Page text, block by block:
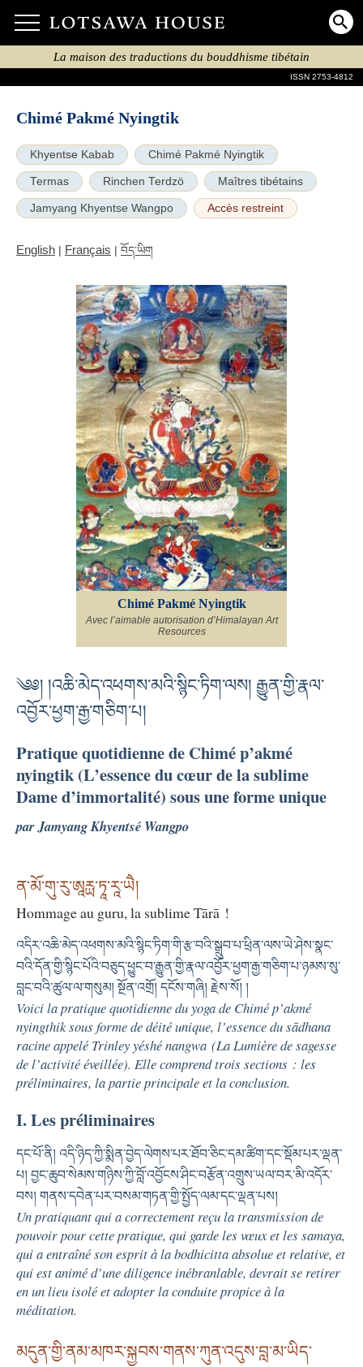
La maison des traductions du bouddhisme tibétain
ISSN 2753-4812
Chimé Pakmé Nyingtik
Khyentse Kabab Chimé Pakmé Nyingtik
Termas Rinchen Terdzö Maîtres tibétains
Jamyang Khyentse Wangpo Accès restreint
English | Français | བོད་ཡིག
Chimé Pakmé Nyingtik
Avec l’aimable autorisation d’Himalayan Art
Resources
༄༅། །འཆི་མེད་འཕགས་མའི་སྙིང་ཏིག་ལས། རྒྱུན་གྱི་རྣལ་
འབྱོར་ཕྱག་རྒྱ་གཅིག་པ།
Pratique quotidienne de Chimé p’akmé
nyingtik (L’essence du cœur de la sublime
Dame d’immortalité) sous une forme unique
par Jamyang Khyentsé Wangpo
ན་མོ་གུ་རུ་ཨཱརྻ་ཏཱ་རཱ་ཡཻ།
Hommage au guru, la sublime Tārā !
འདིར་འཆི་མེད་འཕགས་མའི་སྙིང་ཏིག་གི་རྩ་བའི་སྒྲུབ་པ་ཕྲིན་ལས་ཡེ་ཤེས་སྣང་
བའི་དོན་གྱི་སྙིང་པོའི་བཅུད་ཕྱུང་བ་རྒྱུན་གྱི་རྣལ་འབྱོར་ཕྱག་རྒྱ་གཅིག་པ་ཉམས་སུ་
བླང་བའི་ཚུལ་ལ་གསུམ། སྔོན་འགྲོ། དངོས་གཞི། རྗེས་སོ། །
Voici la pratique quotidienne du yoga de Chimé p’akmé
nyingthik sous forme de déité unique, l’essence du sādhana
racine appeléTrinley yéshé nangwa (La Lumière de sagesse
de l’activité éveillée). Elle comprend trois sections : les
préliminaires, la partie principale et la conclusion.
I. Les préliminaires
དང་པོ་ནི། འདི་ཉིད་ཀྱི་སྨིན་བྱེད་ལེགས་པར་ཐོབ་ཅིང་དམ་ཚིག་དང་སྡོམ་པར་ལྡན་
པ། བྱང་ཆུབ་སེམས་གཉིས་ཀྱི་བློ་འབྱོངས་ཤིང་བརྩོན་འགྲུས་ཡལ་བར་མི་འདོར་
བས། གནས་དབེན་པར་བསམ་གཏན་གྱི་སྤྱོད་ལམ་དང་ལྡན་པས།
Un pratiquant qui a correctement reçu la transmission de
pouvoir pour cette pratique, qui garde les vœux et les samaya,
qui a entraîné son esprit à la bodhicitta absolue et relative, et
qui est animé d’une diligence inébranlable, devrait se retirer
en un lieu isolé et adopter la conduite propice à la
méditation.
མདུན་གྱི་ནམ་མཁར་སྐྱབས་གནས་ཀུན་འདུས་བླ་མ་ཡིད་